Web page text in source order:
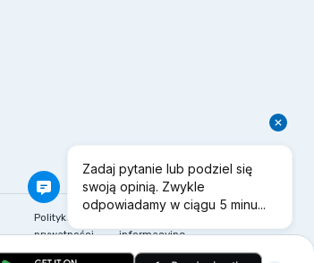
Polityka
prywatności
informacyjne